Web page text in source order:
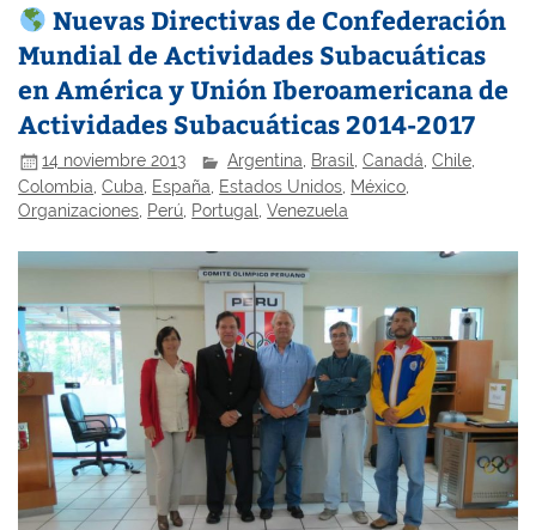
Nuevas Directivas de Confederación
Mundial de Actividades Subacuáticas
en América y Unión Iberoamericana de
Actividades Subacuáticas 2014-2017
14 noviembre 2013 Argentina Brasil ,Canadá ,Chile
Colombia ,Cuba España Estados Unidos México
Organizaciones Perú Portugal ,Venezuela